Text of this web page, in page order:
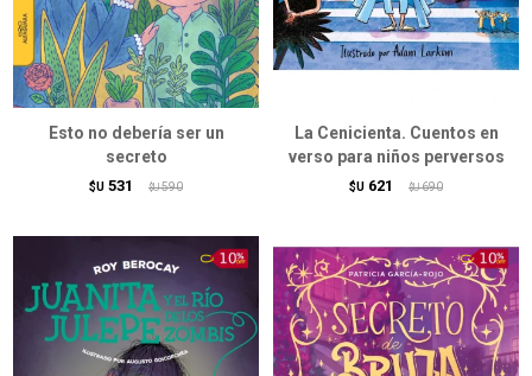
Esto no debería ser un
secreto
$U 531 $U 590
La Cenicienta. Cuentos en
verso para niños perversos
$U 621 $U 690